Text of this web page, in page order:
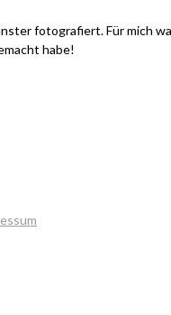
fotografiert. Für mich
habe!